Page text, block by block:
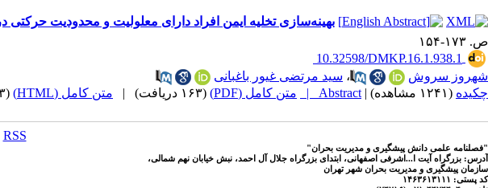
بهینه‌سازی تخلیه ایمن افراد دارای معلولیت و محدودیت حرکتی
ص. ۱۷۳-۱۵۴
‎ 10.32598/DMKP.16.1.938.1
شهروز سروش
، سید مرتضی غیور باغبانی
چکیده (۱۲۴۱ مشاهده) |
Abstract | متن کامل (PDF) (۱۶۳ دریافت) | متن کامل (HTML) (۵۳ مشاهده)
RSS
"فصلنامه علمی دانش پیشگیری و مدیریت بحران"
آدرس: بزرگراه آیت ا...اشرفی اصفهانی، ابتدای بزرگراه جلال آل احمد، نبش خیابان نهم شمالی،
سازمان پیشگیری و مدیریت بحران شهر تهران
کد پستی: ۱۴۶۳۶۱۳۱۱۱